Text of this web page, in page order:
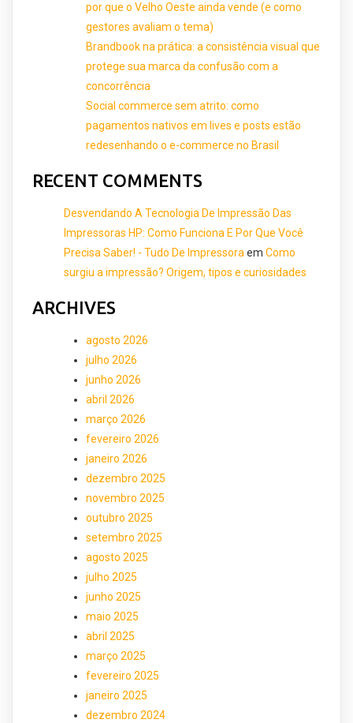
por que o Velho Oeste ainda vende (e como
gestores avaliam o tema)
Brandbook na prática: a consistência visual que
protege sua marca da confusão com a
concorrência
Social commerce sem atrito: como
pagamentos nativos em lives e posts estão
redesenhando o e-commerce no Brasil
RECENT COMMENTS
Desvendando A Tecnologia De Impressão Das
Impressoras HP: Como Funciona E Por Que Você
Precisa Saber! - Tudo De Impressora em Como
surgiu a impressão? Origem, tipos e curiosidades
ARCHIVES
agosto 2026
julho 2026
junho 2026
abril 2026
março 2026
fevereiro 2026
janeiro 2026
dezembro 2025
novembro 2025
outubro 2025
setembro 2025
agosto 2025
julho 2025
junho 2025
maio 2025
abril 2025
março 2025
fevereiro 2025
janeiro 2025
dezembro 2024